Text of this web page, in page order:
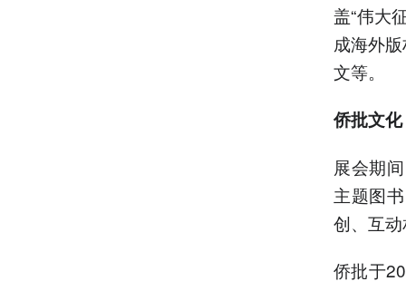
盖“伟大
成海外
文等。
侨批文
展会期
主题图
创、互
侨批于